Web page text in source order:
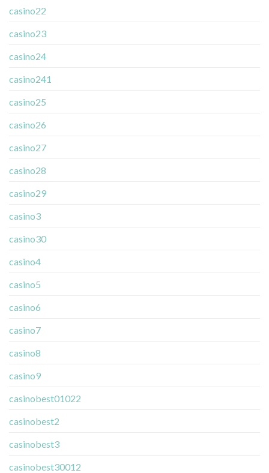
casino22
casino23
casino24
casino241
casino25
casino26
casino27
casino28
casino29
casino3
casino30
casino4
casino5
casino6
casino7
casino8
casino9
casinobest01022
casinobest2
casinobest3
casinobest30012